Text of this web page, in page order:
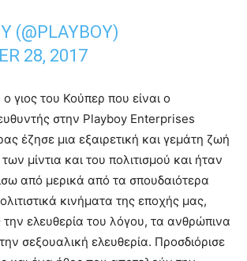
(@PLAYBOY)
28, 2017
γιος του Κούπερ που είναι ο
στην Playboy Enterprises
έζησε μια εξαιρετική και γεμάτη ζωή
μίντια και του πολιτισμού και ήταν
από μερικά από τα σπουδαιότερα
κινήματα της εποχής μας,
την ελευθερία του λόγου, τα ανθρώπινα
σεξουαλική ελευθερία. Προσδιόρισε